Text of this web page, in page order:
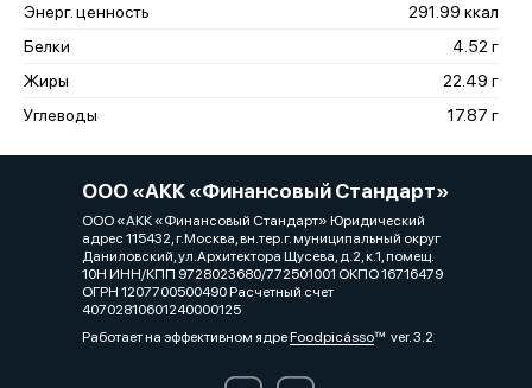
Энерг. ценность
291.99 ккал
Белки
4.52 г
Жиры
22.49 г
Углеводы
17.87 г
ООО «АКК «Финансовый Стандарт»
ООО «АКК «Финансовый Стандарт» Юридический
адрес 115432, г.Москва, вн.тер.г. муниципальный округ
Даниловский, ул.Архитектора Щусева, д.2, к.1, помещ.
10Н ИНН/КПП 9728023680/772501001 ОКПО 16716479
ОГРН 1207700500490 Расчетный счет
40702810601240000125
Работает на эффективном ядреFoodpicássover. 3.2